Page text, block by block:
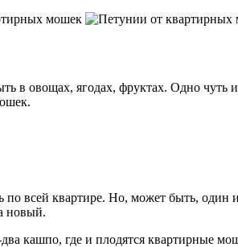
в овощах, ягодах, фруктах. Одно
всей квартире. Но, может быть,
новый.
кашпо, где и плодятся квартирные